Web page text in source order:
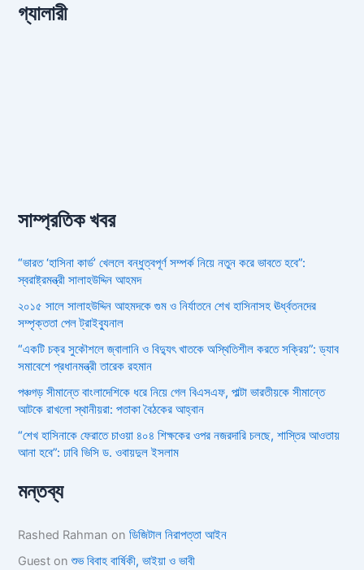
গ্যালারী
সাম্প্রতিক খবর
“ভারত ‘হাসিনা কার্ড’ খেললে বন্ধুত্বপূর্ণ সম্পর্ক নিয়ে নতুন করে ভাবতে হবে”:
স্বরাষ্ট্রমন্ত্রী সালাহউদ্দিন আহমদ
২০১৫ সালে সালাহউদ্দিন আহমদকে গুম ও নির্যাতনে শেখ হাসিনাসহ ঊর্ধ্বতনদের
সম্পৃক্ততা পেল ট্রাইব্যুনাল
“একটি চক্র সুকৌশলে জ্বালানি ও বিদ্যুৎ খাতকে অস্থিতিশীল করতে সক্রিয়”: ড্যাব
সমাবেশে প্রধানমন্ত্রী তারেক রহমান
পঞ্চগড় সীমান্তে বাংলাদেশিকে ধরে নিয়ে গেল বিএসএফ, পাল্টা ভারতীয়কে সীমান্তে
আটকে রাখলো স্থানীয়রা: পতাকা বৈঠকের আহ্বান
“শেখ হাসিনাকে ফেরাতে চাওয়া ৪০৪ শিক্ষকের ওপর নজরদারি চলছে, শাস্তির আওতায়
আনা হবে”: ঢাবি ভিসি ড. ওবায়দুল ইসলাম
মন্তব্য
Rashed Rahman onডিজিটাল নিরাপত্তা আইন
Guest onশুভ বিবাহ বার্ষিকী, ভাইয়া ও ভাবী